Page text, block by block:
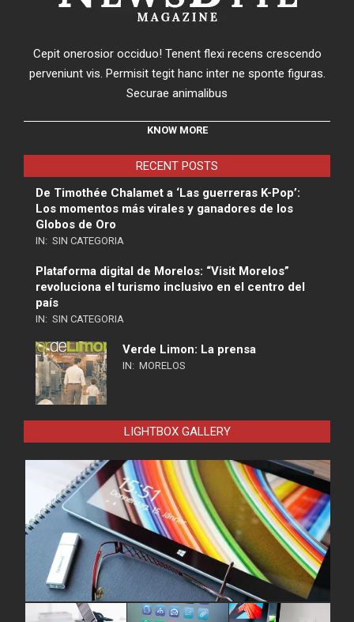
Cepit onerosior occiduo! Tenent flexi recens crescendo
perveniunt vis. Permisit tegit hanc inter ne sponte figuras.
Securae animalibus
KNOW MORE
RECENT POSTS
De Timothée Chalamet a ‘Las guerreras K-Pop’:
Los momentos más virales y ganadores de los
Globos de Oro
IN: SIN CATEGORIA
Plataforma digital de Morelos: “Visit Morelos”
revoluciona el turismo inclusivo en el centro del
país
IN: SIN CATEGORIA
Verde Limon: La prensa
IN: MORELOS
LIGHTBOX GALLERY